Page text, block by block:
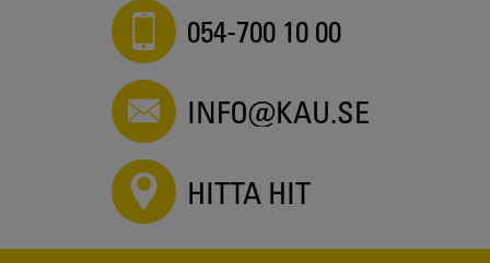
054-700 10 00
INFO@KAU.SE
HITTA HIT